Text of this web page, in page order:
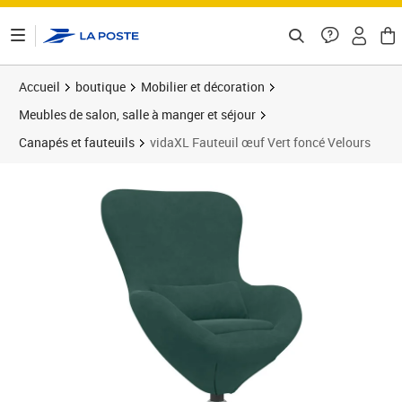
Accueil boutique
Mobilier et décoration
Meubles de salon, salle à manger et séjour
Canapés et fauteuils
vidaXL Fauteuil œuf Vert foncé Velours